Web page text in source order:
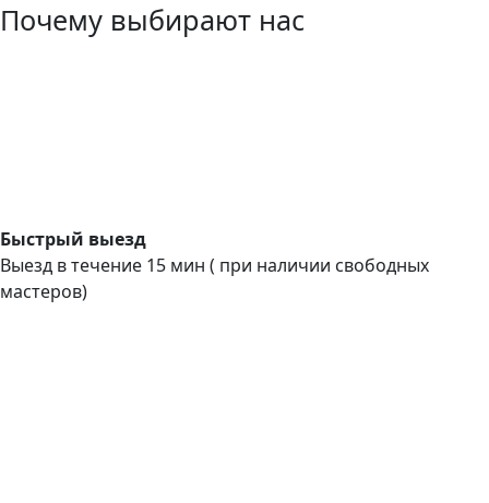
Почему выбирают нас
Быстрый выезд
Выезд в течение 15 мин ( при наличии свободных
мастеров)